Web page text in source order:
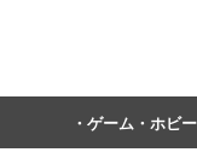
ゲーム・ホビー